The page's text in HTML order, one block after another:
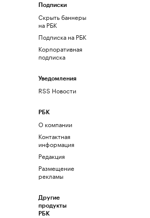
Подписки
Скрыть баннеры
на РБК
Подписка на РБК
Корпоративная
подписка
Уведомления
RSS Новости
РБК
О компании
Контактная
информация
Редакция
Размещение
рекламы
Другие
продукты
РБК